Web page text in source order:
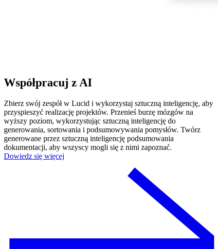
Współpracuj z AI
Zbierz swój zespół w Lucid i wykorzystaj sztuczną inteligencję, aby
przyspieszyć realizację projektów. Przenieś burzę mózgów na
wyższy poziom, wykorzystując sztuczną inteligencję do
generowania, sortowania i podsumowywania pomysłów. Twórz
generowane przez sztuczną inteligencję podsumowania
dokumentacji, aby wszyscy mogli się z nimi zapoznać.
Dowiedz się więcej